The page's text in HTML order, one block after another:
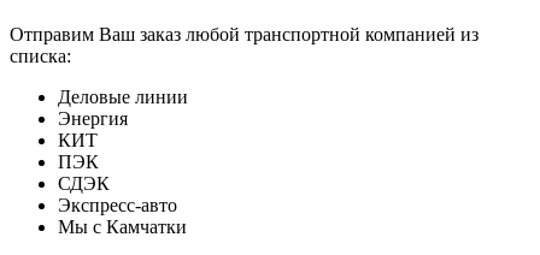
Отправим Ваш заказ любой транспортной компанией из
списка:
Деловые линии
Энергия
КИТ
ПЭК
СДЭК
Экспресс-авто
Мы с Камчатки